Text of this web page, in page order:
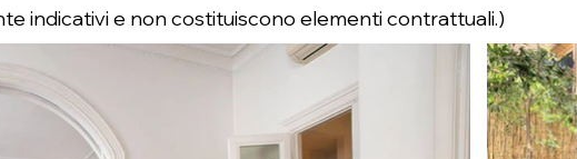
indicativi e non costituiscono elementi contrattuali.)